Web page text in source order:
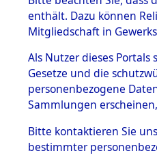
1.
mente
5. Verschiedenes
5.3
Todesmärsche
5.3.1 Alliierte
Erhebungen
zu
Todesmärsch
enthält. Dazu können
Mitgliedschaft in
Als Nutzer dieses
Gesetze und die
personenbezogene
Sammlungen
Bitte kontaktieren Sie
bestimmter